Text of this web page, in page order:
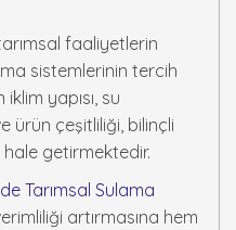
faaliyetlerin
sistemlerinin tercih
yapısı, su
ürün çeşitliliği, bilinçli
getirmektedir.
Tarımsal Sulama
artırmasına hem